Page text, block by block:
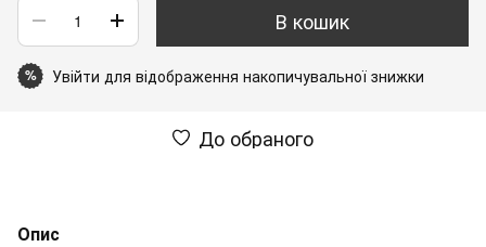
В кошик
% Увійти для відображення накопичувальної знижки
До обраного
Опис